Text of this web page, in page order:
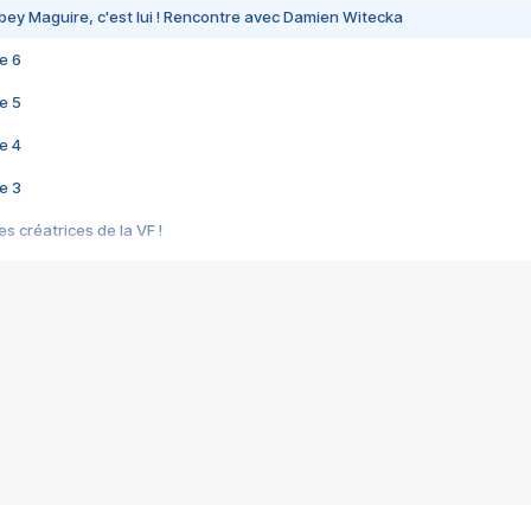
Maguire, c'est lui ! Rencontre avec Damien Witecka
6
5
4
3
créatrices de la VF !